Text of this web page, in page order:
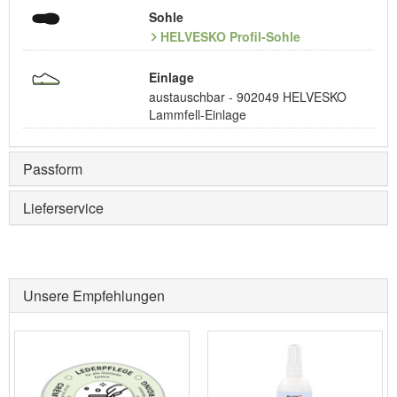
Sohle
HELVESKO Profil-Sohle
Einlage
austauschbar - 902049 HELVESKO
Lammfell-Einlage
Passform
Lieferservice
Unsere Empfehlungen